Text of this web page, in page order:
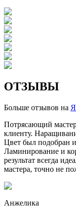
ОТЗЫВЫ
Больше отзывов на
Потрясающий
клиенту.
Цвет был подобран
Ламинирование и
результат всегда
мастера, точно не
Анжелика